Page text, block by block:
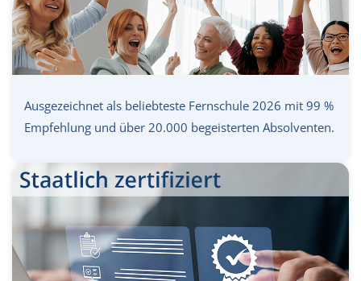
Ausgezeichnet als beliebteste Fernschule 2026 mit 99 %
Empfehlung und über 20.000 begeisterten Absolventen.